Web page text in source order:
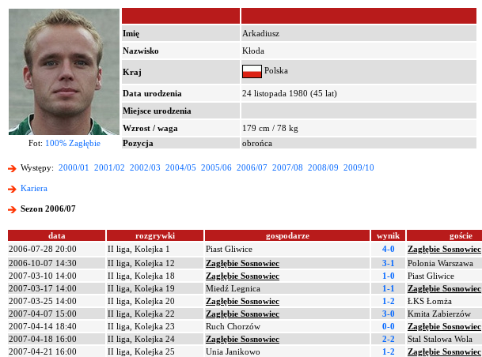
Imię
Arkadiusz
Nazwisko
Kłoda
Kraj Polska
Data urodzenia
24 listopada 1980 (45 lat)
Miejsce urodzenia
Wzrost / waga
179 cm / 78 kg
Fot: 100% Zagłębie Pozycja obrońca
Występy: 2000/01 2001/02 2002/03 2004/05 2005/06 2006/07 2007/08 2008/09 2009/10
Kariera
Sezon 2006/07
data rozgrywki gospodarze wynik goście
2006-07-28 20:00
II liga, Kolejka 1 Piast Gliwice 4-0 Zagłębie Sosnowiec
2006-10-07 14:30
II liga, Kolejka 12 Zagłębie Sosnowiec 3-1 Polonia Warszawa
2007-03-10 14:00
II liga, Kolejka 18 Zagłębie Sosnowiec 1-0 Piast Gliwice
2007-03-17 14:00
II liga, Kolejka 19 Miedź Legnica 1-1 Zagłębie Sosnowiec
2007-03-25 14:00
II liga, Kolejka 20 Zagłębie Sosnowiec 1-2 ŁKS Łomża
2007-04-07 15:00
II liga, Kolejka 22 Zagłębie Sosnowiec 3-0 Kmita Zabierzów
2007-04-14 18:40
II liga, Kolejka 23 Ruch Chorzów 0-0 Zagłębie Sosnowiec
2007-04-18 16:00
II liga, Kolejka 24 Zagłębie Sosnowiec 2-2 Stal Stalowa Wola
2007-04-21 16:00
II liga, Kolejka 25 Unia Janikowo 1-2 Zagłębie Sosnowiec